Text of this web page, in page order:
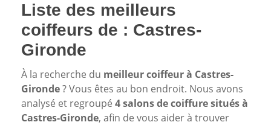
Liste des meilleurs
coiffeurs de : Castres-
Gironde
À la recherche du meilleur coiffeur à Castres-
Gironde? Vous êtes au bon endroit. Nous avons
analysé et regroupé 4 salons de coiffure situés à
Castres-Gironde, afin de vous aider à trouver